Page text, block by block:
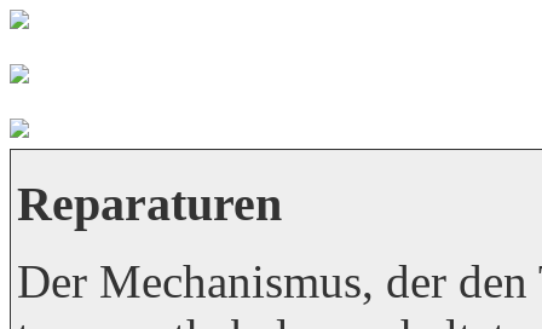
Reparaturen
Der Mechanismus, der